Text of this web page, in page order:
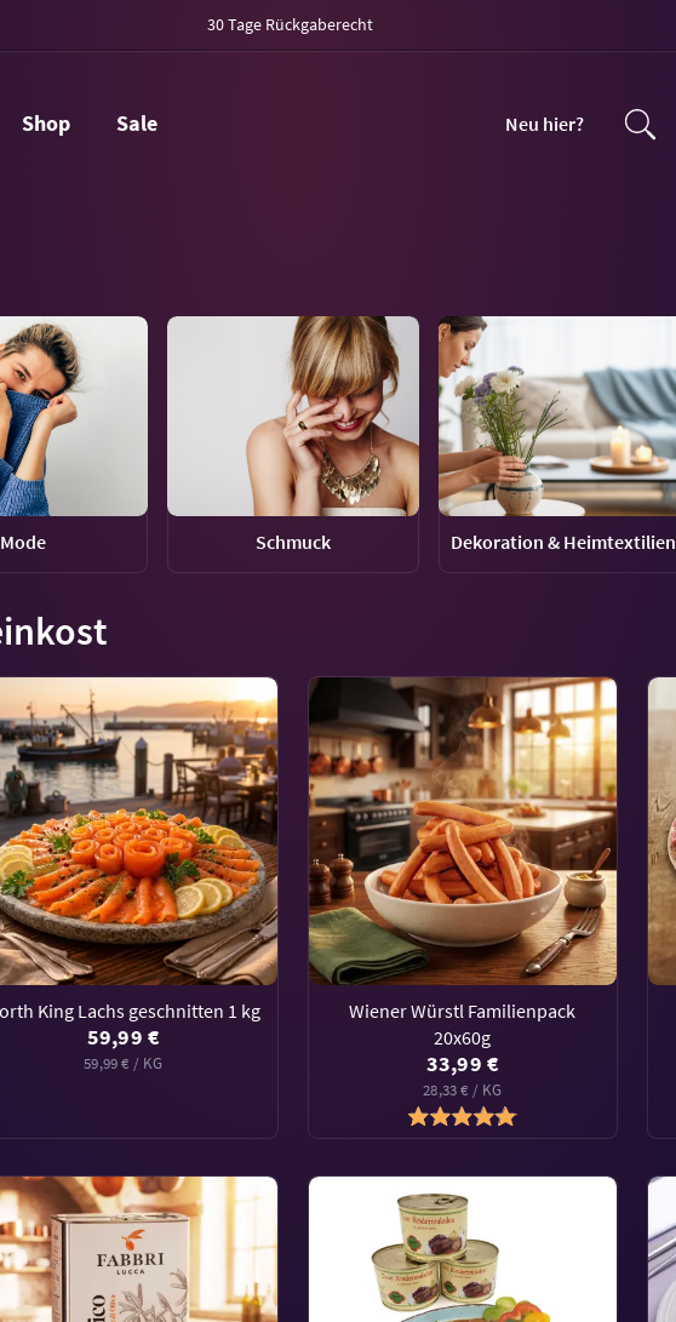
30 Tage Rückgaberecht
Shop Sale Neu hier?
Mode Schmuck Dekoration & Heimtextilien
King Lachs geschnitten 1 kg
59,99 €
59,99 € / KG
Wiener Würstl Familienpack
20x60g
33,99 €
28,33 € / KG